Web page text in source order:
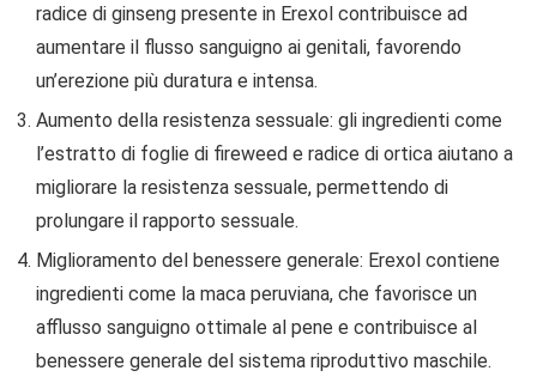
radice di ginseng presente in Erexol contribuisce ad
aumentare il flusso sanguigno ai genitali, favorendo
un’erezione più duratura e intensa.
Aumento della resistenza sessuale: gli ingredienti come
l’estratto di foglie di fireweed e radice di ortica aiutano a
migliorare la resistenza sessuale, permettendo di
prolungare il rapporto sessuale.
Miglioramento del benessere generale: Erexol contiene
ingredienti come la maca peruviana, che favorisce un
afflusso sanguigno ottimale al pene e contribuisce al
benessere generale del sistema riproduttivo maschile.